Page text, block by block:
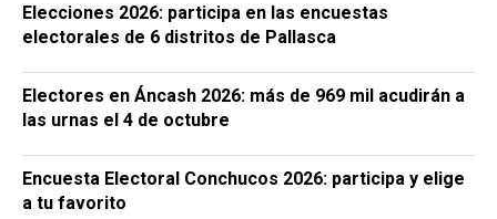
Elecciones 2026: participa en las encuestas
electorales de 6 distritos de Pallasca
Electores en Áncash 2026: más de 969 mil acudirán a
las urnas el 4 de octubre
Encuesta Electoral Conchucos 2026: participa y elige
a tu favorito